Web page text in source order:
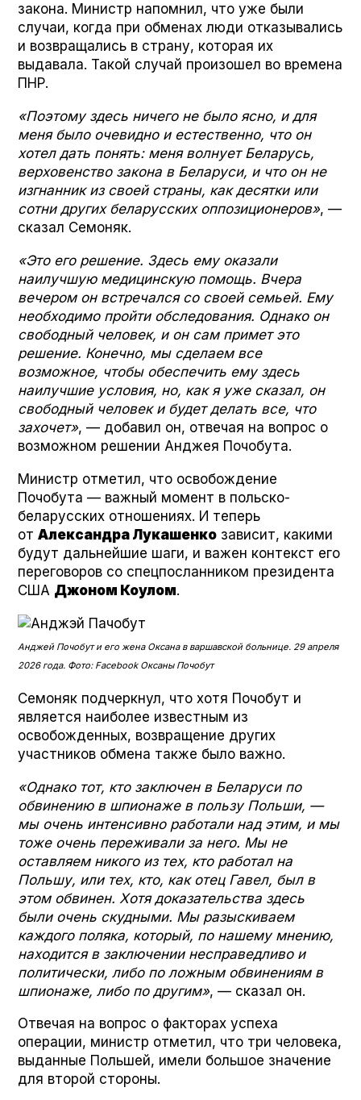
закона. Министр напомнил, что уже были
случаи, когда при обменах люди отказывались
и возвращались в страну, которая их
выдавала. Такой случай произошел во времена
ПНР.
«Поэтому здесь ничего не было ясно, и для
меня было очевидно и естественно, что он
хотел дать понять: меня волнует Беларусь,
верховенство закона в Беларуси, и что он не
изгнанник из своей страны, как десятки или
сотни других беларусских оппозиционеров», —
сказал Семоняк.
«Это его решение. Здесь ему оказали
наилучшую медицинскую помощь. Вчера
вечером он встречался со своей семьей. Ему
необходимо пройти обследования. Однако он
свободный человек, и он сам примет это
решение. Конечно, мы сделаем все
возможное, чтобы обеспечить ему здесь
наилучшие условия, но, как я уже сказал, он
свободный человек и будет делать все, что
захочет», — добавил он, отвечая на вопрос о
возможном решении Анджея Почобута.
Министр отметил, что освобождение
Почобута — важный момент в польско-
беларусских отношениях. И теперь
отАлександра Лукашенко зависит, какими
будут дальнейшие шаги, и важен контекст его
переговоров со спецпосланником президента
США Джоном Коулом.
Анджей Почобут и его жена Оксана в варшавской больнице. 29 апреля
2026 года. Фото: Face­book Оксаны Почобут
Семоняк подчеркнул, что хотя Почобут и
является наиболее известным из
освобожденных, возвращение других
участников обмена также было важно.
«Однако тот, кто заключен в Беларуси по
обвинению в шпионаже в пользу Польши, —
мы очень интенсивно работали над этим, и мы
тоже очень переживали за него. Мы не
оставляем никого из тех, кто работал на
Польшу, или тех, кто, как отец Гавел, был в
этом обвинен. Хотя доказательства здесь
были очень скудными. Мы разыскиваем
каждого поляка, который, по нашему мнению,
находится в заключении несправедливо и
политически, либо по ложным обвинениям в
шпионаже, либо по другим», — сказал он.
Отвечая на вопрос о факторах успеха
операции, министр отметил, что три человека,
выданные Польшей, имели большое значение
для второй стороны.